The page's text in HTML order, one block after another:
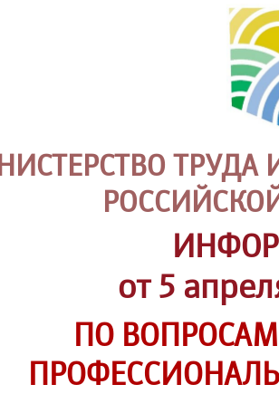
от 5
ПО